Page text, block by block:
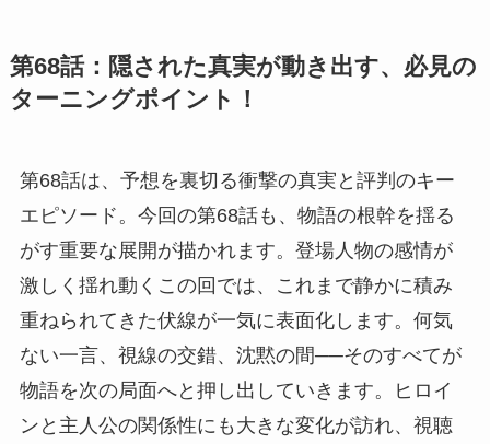
第68話：隠された真実が動き出す、必見の
ターニングポイント！
第68話は、予想を裏切る衝撃の真実と評判のキー
エピソード。今回の第68話も、物語の根幹を揺る
がす重要な展開が描かれます。登場人物の感情が
激しく揺れ動くこの回では、これまで静かに積み
重ねられてきた伏線が一気に表面化します。何気
ない一言、視線の交錯、沈黙の間──そのすべてが
物語を次の局面へと押し出していきます。ヒロイ
ンと主人公の関係性にも大きな変化が訪れ、視聴